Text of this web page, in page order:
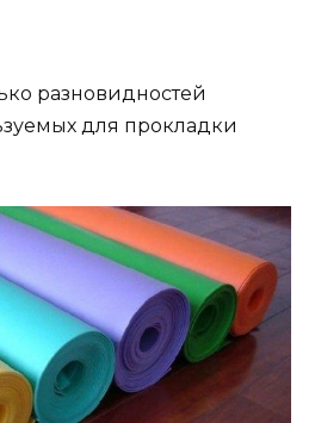
разновидностей
для прокладки